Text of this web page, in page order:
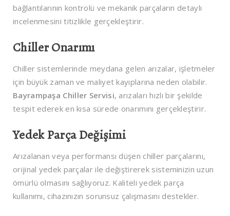
bağlantılarının kontrolü ve mekanik parçaların detaylı
incelenmesini titizlikle gerçekleştirir.
Chiller Onarımı
Chiller sistemlerinde meydana gelen arızalar, işletmeler
için büyük zaman ve maliyet kayıplarına neden olabilir.
Bayrampaşa Chiller Servisi, arızaları hızlı bir şekilde
tespit ederek en kısa sürede onarımını gerçekleştirir.
Yedek Parça Değişimi
Arızalanan veya performansı düşen chiller parçalarını,
orijinal yedek parçalar ile değiştirerek sisteminizin uzun
ömürlü olmasını sağlıyoruz. Kaliteli yedek parça
kullanımı, cihazınızın sorunsuz çalışmasını destekler.